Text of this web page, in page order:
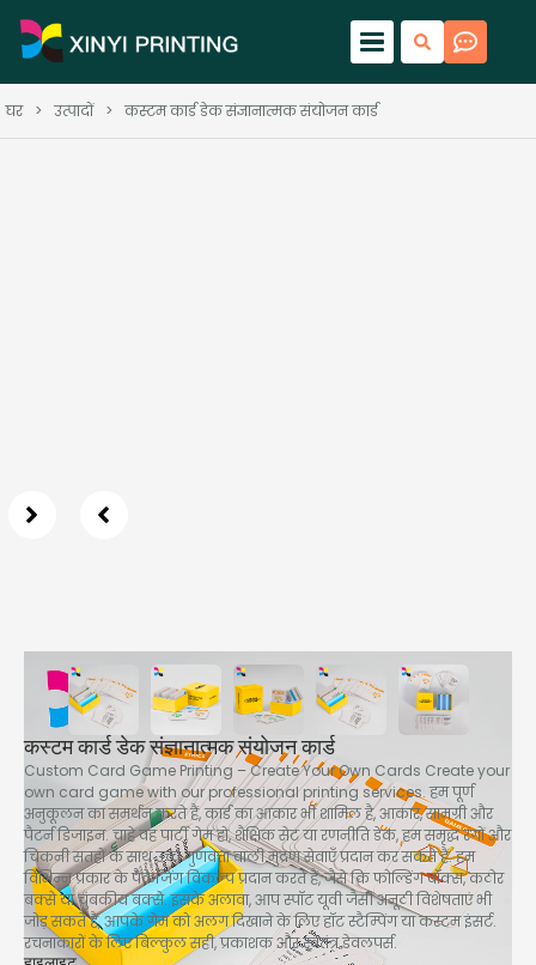
घर > उत्पादों > कस्टम कार्ड डेक संज्ञानात्मक संयोजन कार्ड
कस्टम कार्ड डेक संज्ञानात्मक संयोजन कार्ड
Custom Card Game Printing – Create Your Own Cards Create your
own card game with our professional printing services. हम पूर्ण
अनुकूलन का समर्थन करते हैं, कार्ड का आकार भी शामिल है, आकार, सामग्री और
पैटर्न डिजाइन. चाहे वह पार्टी गेम हो, शैक्षिक सेट या रणनीति डेक, हम समृद्ध रंगों और
चिकनी सतहों के साथ उच्च गुणवत्ता वाली मुद्रण सेवाएँ प्रदान कर सकते हैं. हम
विभिन्न प्रकार के पैकेजिंग विकल्प प्रदान करते हैं, जैसे कि फोल्डिंग बॉक्स, कठोर
बक्से या चुंबकीय बक्से. इसके अलावा, आप स्पॉट यूवी जैसी अनूठी विशेषताएं भी
जोड़ सकते हैं, आपके गेम को अलग दिखाने के लिए हॉट स्टैम्पिंग या कस्टम इंसर्ट.
रचनाकारों के लिए बिल्कुल सही, प्रकाशक और स्वतंत्र डेवलपर्स.